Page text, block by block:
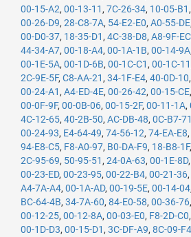
00-15-A2, 00-13-11 , 7C-26-34, 10-05-B1 ,
00-26-D9, 28-C8-7A, 54-E2-E0, A0-55-DE
00-D0-37, 18-35-D1 , 4C-38-D8, A8-9F-EC
44-34-A7, 00-18-A4, 00-1A-1B, 00-14-9A
00-1E-5A, 00-1D-6B, 00-1C-C1 , 00-1C-11
2C-9E-5F, C8-AA-21 , 34-1F-E4, 40-0D-10,
00-24-A1 , A4-ED-4E, 00-26-42, 00-15-CE,
00-0F-9F, 00-0B-06, 00-15-2F, 00-11-1A,
4C-12-65, 40-2B-50, AC-DB-48, 0C-B7-71
00-24-93, E4-64-49, 74-56-12, 74-EA-E8,
94-E8-C5, F8-A0-97, B0-DA-F9, 18-B8-1F,
2C-95-69, 50-95-51 , 24-0A-63, 00-1E-8D,
00-23-ED, 00-23-95, 00-22-B4, 00-21-36,
A4-7A-A4, 00-1A-AD, 00-19-5E, 00-14-04
BC-64-4B, 34-7A-60, 84-E0-58, 00-36-76,
00-12-25, 00-12-8A, 00-03-E0, F8-2D-C0,
00-1D-D3, 00-15-D1 , 3C-DF-A9, 8C-09-F4